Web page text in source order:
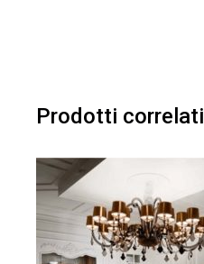
Prodotti correlati